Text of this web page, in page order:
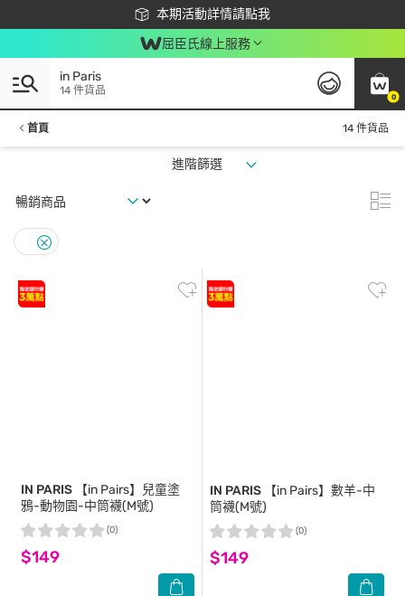
本期活動詳情請點我
下載app最高回饋$350
屈臣氏線上服務
0
in Paris
14 件貨品
首頁 14 件貨品
進階篩選
IN PARIS 【in Pairs】兒童塗
鴉-動物園-中筒襪(M號)
$149
(0)
IN PARIS 【in Pairs】數羊-中
筒襪(M號)
$149
(0)